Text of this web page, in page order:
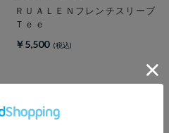
ＲＵＡＬＥＮフレンチスリーブ
Ｔｅｅ
￥5,500